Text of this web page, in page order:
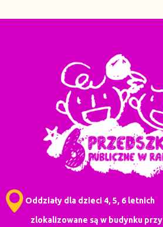
Oddziały dla dzieci 4, 5, 6 letnich
zlokalizowane są w budynku przy